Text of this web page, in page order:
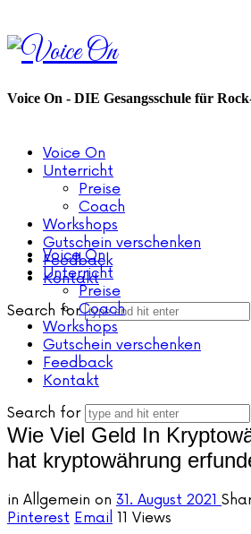
Voice
On
Voice On - DIE Gesangsschule für
Voice On
Unterricht
Preise
Coach
Workshops
Gutschein verschenken
Feedback
Kontakt
Search for
Voice On
Unterricht
Preise
Coach
Workshops
Gutschein verschenken
Feedback
Kontakt
Search for
Wie Viel Geld In
hat kryptowährung
in Allgemein on 31. August 2021
Pinterest Email 11 Views